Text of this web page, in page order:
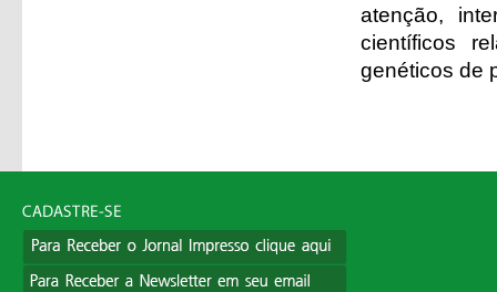
atenção,
científicos
genéticos de